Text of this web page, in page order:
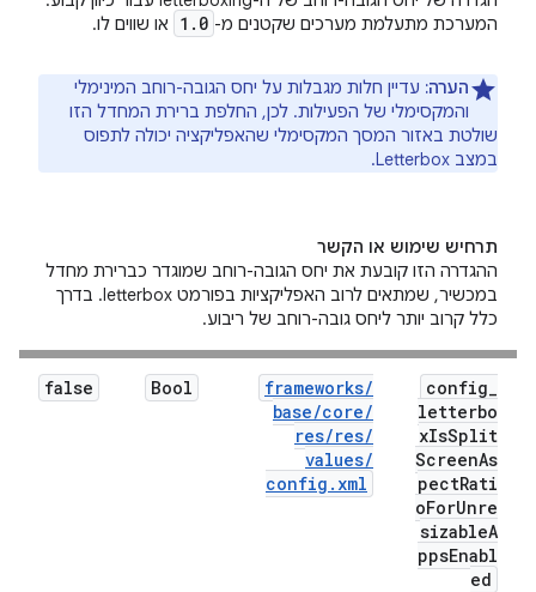
המערכת מתעלמת מערכים שקטנים מ-
1 . 0 או שווים לו.
הערה: עדיין חלות מגבלות על יחס הגובה-רוחב המינימלי
והמקסימלי של הפעילות. לכן, החלפת ברירת המחדל הזו
שולטת באזור המסך המקסימלי שהאפליקציה יכולה לתפוס
במצב Letterbox.
תרחיש שימוש או הקשר
ההגדרה הזו קובעת את יחס הגובה-רוחב שמוגדר כברירת מחדל
במכשיר, שמתאים לרוב האפליקציות בפורמט letterbox. בדרך
כלל קרוב יותר ליחס גובה-רוחב של ריבוע.
config_
letterbo
xIsSplit
ScreenAs
pectRati
oForUnre
sizableA
ppsEnabl
ed
frameworks/
base/core/
res/res/
values/
config . xml
Bool
false